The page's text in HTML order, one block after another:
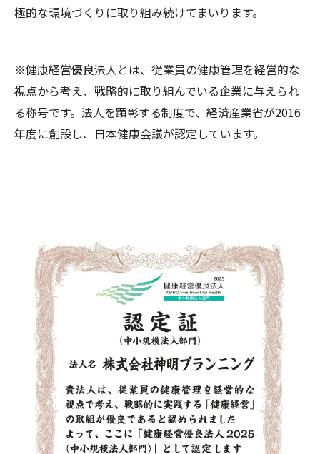
極的な環境づくりに取り組み続けてまいります。
※健康経営優良法人とは、従業員の健康管理を経営的な
視点から考え、戦略的に取り組んでいる企業に与えられ
る称号です。法人を顕彰する制度で、経済産業省が2016
年度に創設し、日本健康会議が認定しています。